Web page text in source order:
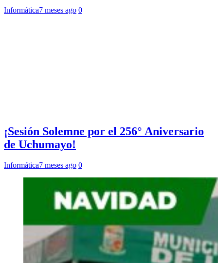
Informática7 meses ago 0
¡Sesión Solemne por el 256° Aniversario
de Uchumayo!
Informática7 meses ago 0